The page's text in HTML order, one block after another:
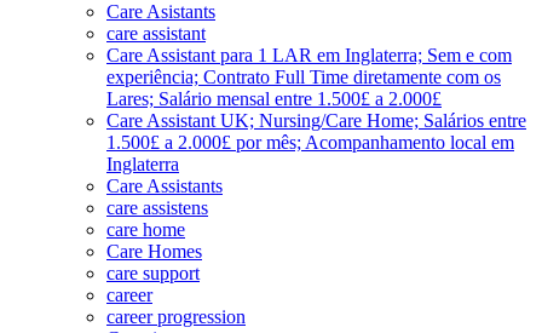
Care Asistants
care assistant
Care Assistant para 1 LAR em Inglaterra; Sem e com
experiência; Contrato Full Time diretamente com os
Lares; Salário mensal entre 1.500£ a 2.000£
Care Assistant UK; Nursing/Care Home; Salários entre
1.500£ a 2.000£ por mês; Acompanhamento local em
Inglaterra
Care Assistants
care assistens
care home
Care Homes
care support
career
career progression